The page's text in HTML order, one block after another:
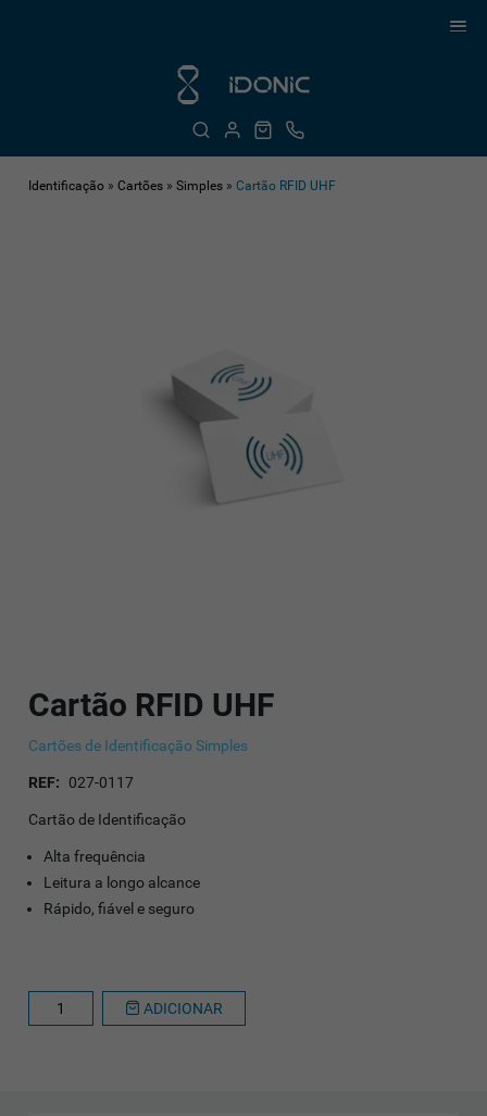
Identificação »Cartões »Simples »Cartão RFID UHF
Cartão RFID UHF
Cartões de Identificação Simples
REF: 027-0117
Cartão de Identificação
Alta frequência
Leitura a longo alcance
Rápido, fiável e seguro
ADICIONAR